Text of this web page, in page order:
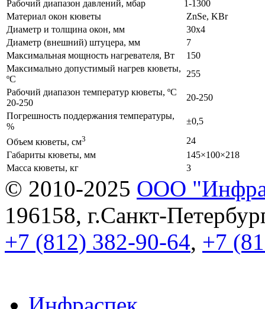
Рабочий диапазон давлений, мбар
1-1300
Материал окон кюветы
ZnSe, KBr
Диаметр и толщина окон, мм
30х4
Диаметр (внешний) штуцера, мм
7
Максимальная мощность нагревателя, Вт
150
Максимально допустимый нагрев кюветы,
ºС
255
Рабочий диапазон температур кюветы, ºС
20-250
20-250
Погрешность поддержания температуры,
%
±0,5
Объем кюветы, см3
24
Габариты кюветы, мм
145×100×218
Масса кюветы, кг
3
© 2010-2025 ООО
196158, г.Санкт-
+7 (812) 382-90-64, +7